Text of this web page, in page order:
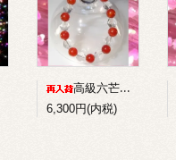
高級六芒星水晶+赤メノウのコンビブレスレット
6,300円(内税)